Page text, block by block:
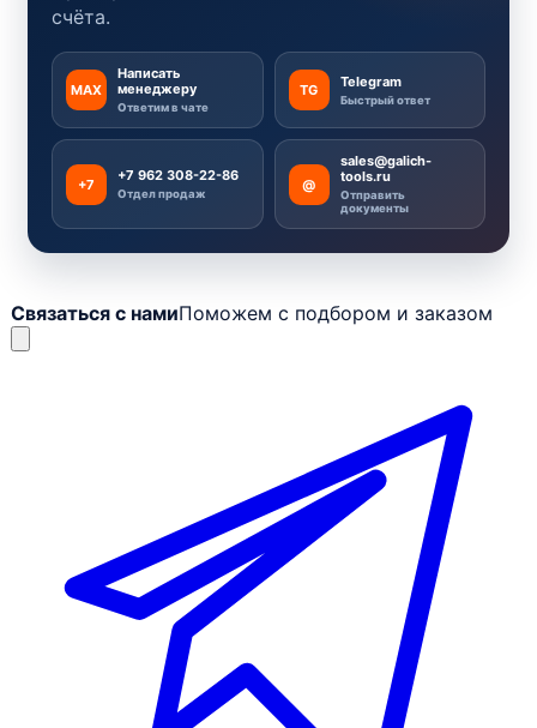
счёта.
MAX
Написать
менеджеру
Ответим в чате
TG
Telegram
Быстрый ответ
+7
+7 962 308-22-86
Отдел продаж
@
sales@galich-
tools.ru
Отправить
документы
Связаться с намиПоможем с подбором и заказом